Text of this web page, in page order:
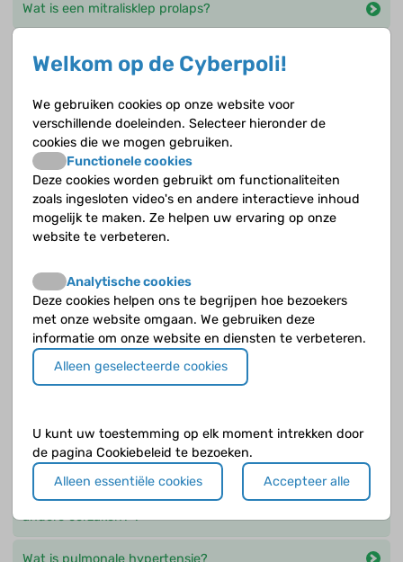
Wat is een mitralisklep prolaps?
Wat is een VSD ofwel een ventrikel septumdefect?
Wat is er anders bij een ASD ten opzichte van een
gezond hart?
Wat is er anders bij een AVSD ten opzichte van een
Wat is er anders bij een tetralogie van Fallot ten
opzichte van een gezond hart?
Wat is er anders bij een VSD ten opzichte van een
gezond hart?
gezond hart?
Wat is er anders in het geval van pulmonale
hypertensie als gevolg van een hartafwijking en
andere oorzaken? ?
Wat is pulmonale hypertensie?
Welkom op de Cyberpoli!
We gebruiken cookies op onze website voor
verschillende doeleinden. Selecteer hieronder de
cookies die we mogen gebruiken.
Functionele cookies
Deze cookies worden gebruikt om functionaliteiten
zoals ingesloten video's en andere interactieve inhoud
mogelijk te maken. Ze helpen uw ervaring op onze
website te verbeteren.
Analytische cookies
Deze cookies helpen ons te begrijpen hoe bezoekers
met onze website omgaan. We gebruiken deze
informatie om onze website en diensten te verbeteren.
Alleen geselecteerde cookies
U kunt uw toestemming op elk moment intrekken door
de pagina Cookiebeleid te bezoeken.
Alleen essentiële cookies
Accepteer alle